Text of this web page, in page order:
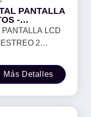
PANTALLA
-
INCLUIDOS
LCD
2
9V NEDA O
90011
Más Detalles